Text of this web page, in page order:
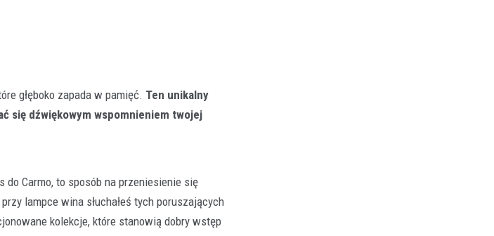
głęboko zapada w pamięć. Ten unikalny
się dźwiękowym wspomnieniem twojej
do Carmo, to sposób na przeniesienie się
lampce wina słuchałeś tych poruszających
kolekcje, które stanowią dobry wstęp